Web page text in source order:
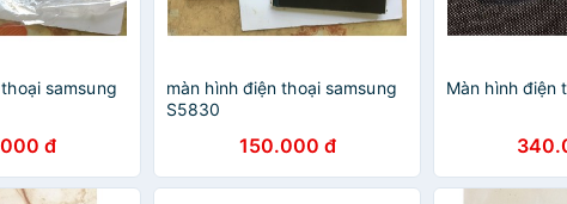
samsung
đ
màn hình điện thoại samsung
S5830
150.000 đ
Màn hình điện